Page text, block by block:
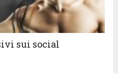
sui social